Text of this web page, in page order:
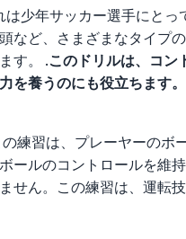
は少年サッカー選手にとっ
など、さまざまなタイプ
す。 .このドリルは、コン
を養うのにも役立ちます。
の練習は、プレーヤーのボ
ールのコントロールを維
せん。この練習は、運転